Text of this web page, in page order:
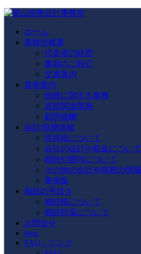
ホーム
事務所概要
代表者の経歴
書籍のご紹介
交通案内
業務案内
税務に関する業務
資産関連業務
顧問報酬
会計/税務情報
所得税について
会社の会計や税金について
相続や贈与について
その他の会計や税務の情報
事例集
相続の手続き
相続税について
相続対策について
お問合せ
blog
FAQ・リンク